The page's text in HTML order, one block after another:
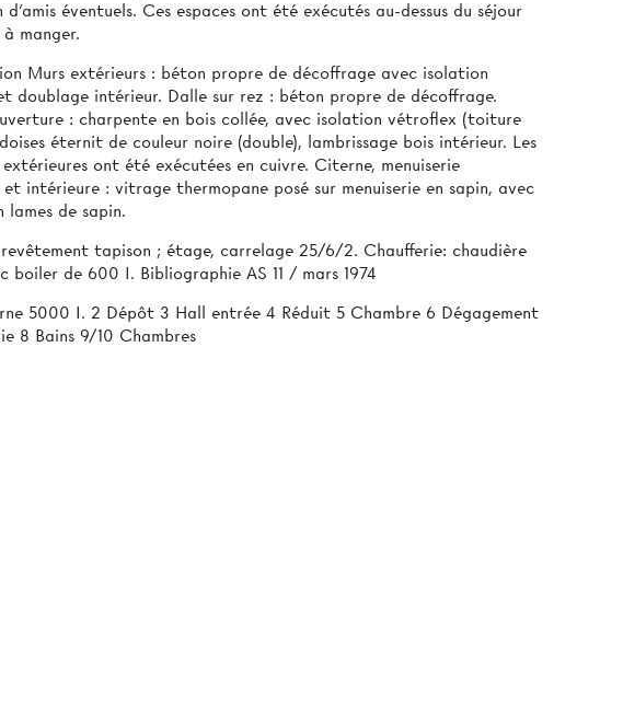
d'amis éventuels. Ces espaces ont été exécutés au-dessus du séjour
manger.
Murs extérieurs : béton propre de décoffrage avec isolation
doublage intérieur. Dalle sur rez : béton propre de décoffrage.
: charpente en bois collée, avec isolation vétroflex (toiture
éternit de couleur noire (double), lambrissage bois intérieur. Les
extérieures ont été exécutées en cuivre. Citerne, menuiserie
intérieure : vitrage thermopane posé sur menuiserie en sapin, avec
lames de sapin.
revêtement tapison ; étage, carrelage 25/6/2. Chaufferie: chaudière
boiler de 600 I. Bibliographie AS 11 / mars 1974
5000 I. 2 Dépôt 3 Hall entrée 4 Réduit 5 Chambre 6 Dégagement
8 Bains 9/10 Chambres